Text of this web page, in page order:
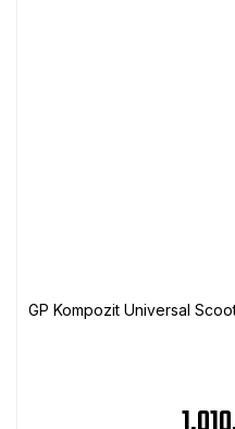
GP Kompozit Universal